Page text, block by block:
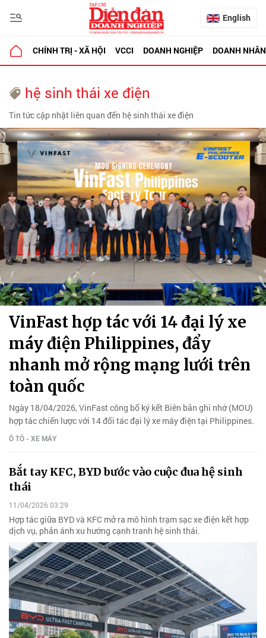
English
CHÍNH TRỊ - XÃ HỘI VCCI DOANH NGHIỆP DOANH NHÂN
hệ sinh thái xe điện
Tin tức cập nhật liên quan đến hệ sinh thái xe điện
VinFast hợp tác với 14 đại lý xe
máy điện Philippines, đẩy
nhanh mở rộng mạng lưới trên
toàn quốc
Ngày 18/04/2026, VinFast công bố ký kết Biên bản ghi nhớ (MOU)
hợp tác chiến lược với 14 đối tác đại lý xe máy điện tại Philippines.
Ô TÔ - XE MÁY
Bắt tay KFC, BYD bước vào cuộc đua hệ sinh
thái
11/04/2026 03:29
Hợp tác giữa BYD và KFC mở ra mô hình trạm sạc xe điện kết hợp
dịch vụ, phản ánh xu hướng cạnh tranh hệ sinh thái.